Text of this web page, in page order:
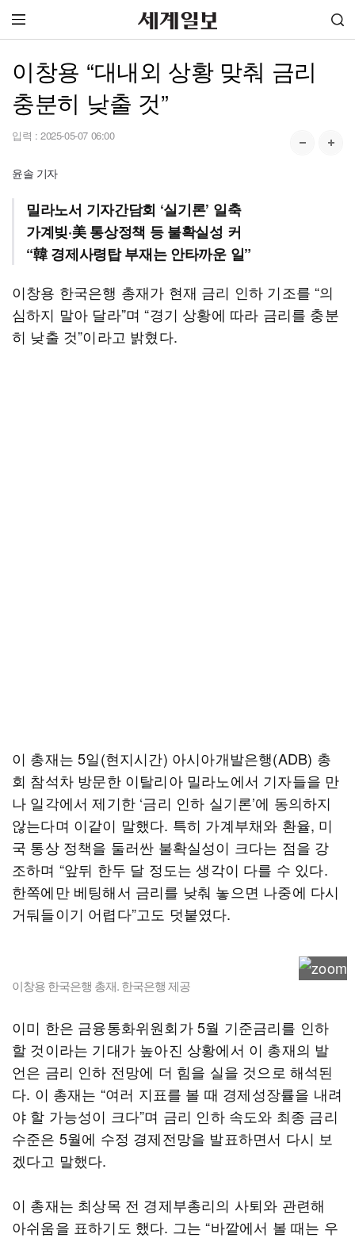
이창용 “대내외 상황 맞춰 금리
충분히 낮출 것”
입력 : 2025-05-07 06:00
윤솔 기자
밀라노서 기자간담회 ‘실기론’ 일축
가계빚·美 통상정책 등 불확실성 커
“韓 경제사령탑 부재는 안타까운 일”
이창용 한국은행 총재가 현재 금리 인하 기조를 “의
심하지 말아 달라”며 “경기 상황에 따라 금리를 충분
히 낮출 것”이라고 밝혔다.
이 총재는 5일(현지시간) 아시아개발은행(ADB) 총
회 참석차 방문한 이탈리아 밀라노에서 기자들을 만
나 일각에서 제기한 ‘금리 인하 실기론’에 동의하지
않는다며 이같이 말했다. 특히 가계부채와 환율, 미
국 통상 정책을 둘러싼 불확실성이 크다는 점을 강
조하며 “앞뒤 한두 달 정도는 생각이 다를 수 있다.
한쪽에만 베팅해서 금리를 낮춰 놓으면 나중에 다시
거둬들이기 어렵다”고도 덧붙였다.
이창용 한국은행 총재. 한국은행 제공
이미 한은 금융통화위원회가 5월 기준금리를 인하
할 것이라는 기대가 높아진 상황에서 이 총재의 발
언은 금리 인하 전망에 더 힘을 실을 것으로 해석된
다. 이 총재는 “여러 지표를 볼 때 경제성장률을 내려
야 할 가능성이 크다”며 금리 인하 속도와 최종 금리
수준은 5월에 수정 경제전망을 발표하면서 다시 보
겠다고 말했다.
이 총재는 최상목 전 경제부총리의 사퇴와 관련해
아쉬움을 표하기도 했다. 그는 “바깥에서 볼 때는 우